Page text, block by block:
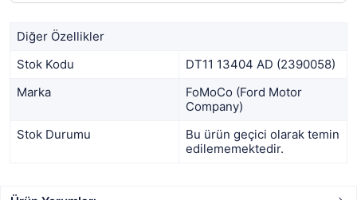
Diğer Özellikler
Stok Kodu
DT11 13404 AD (2390058)
Marka
FoMoCo (Ford Motor
Company)
Stok Durumu
Bu ürün geçici olarak temin
edilememektedir.